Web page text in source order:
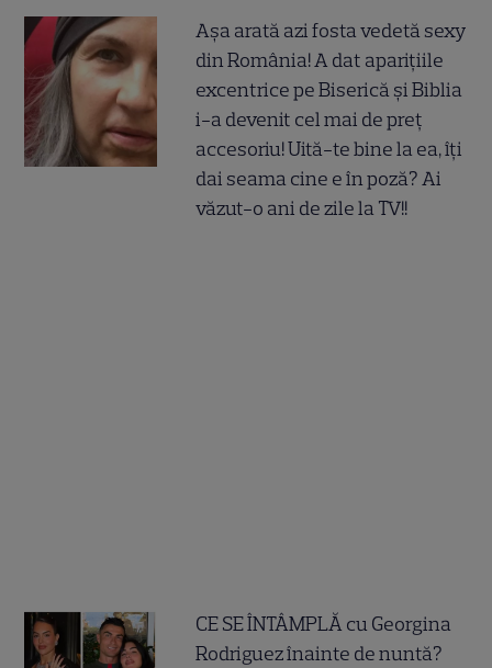
Așa arată azi fosta vedetă sexy
din România! A dat aparițiile
excentrice pe Biserică și Biblia
i-a devenit cel mai de preț
accesoriu! Uită-te bine la ea, îți
dai seama cine e în poză? Ai
văzut-o ani de zile la TV!!
CE SE ÎNTÂMPLĂ cu Georgina
Rodriguez înainte de nuntă?